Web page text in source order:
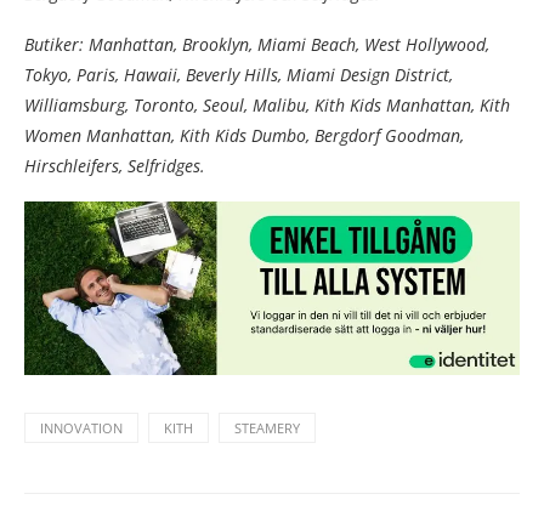
Butiker: Manhattan, Brooklyn, Miami Beach, West Hollywood,
Tokyo, Paris, Hawaii, Beverly Hills, Miami Design District,
Williamsburg, Toronto, Seoul, Malibu, Kith Kids Manhattan, Kith
Women Manhattan, Kith Kids Dumbo, Bergdorf Goodman,
Hirschleifers, Selfridges.
INNOVATION KITH STEAMERY